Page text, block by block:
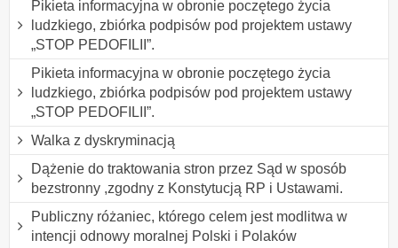
Pikieta informacyjna w obronie poczętego życia
ludzkiego, zbiórka podpisów pod projektem ustawy
„STOP PEDOFILII”.
Pikieta informacyjna w obronie poczętego życia
ludzkiego, zbiórka podpisów pod projektem ustawy
„STOP PEDOFILII”.
Walka z dyskryminacją
Dążenie do traktowania stron przez Sąd w sposób
bezstronny ,zgodny z Konstytucją RP i Ustawami.
Publiczny różaniec, którego celem jest modlitwa w
intencji odnowy moralnej Polski i Polaków